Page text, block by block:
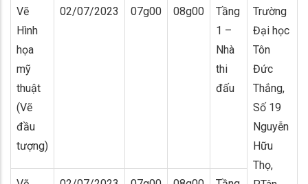
Vẽ
Hình
họa
mỹ
thuật
(Vẽ
đầu
tượng)
02/07/2023 07g00 08g00
Tầng
1 –
Nhà
thi
đấu
Trường
Đại học
Tôn
Đức
Thắng,
Số 19
Nguyễn
Hữu
Thọ,